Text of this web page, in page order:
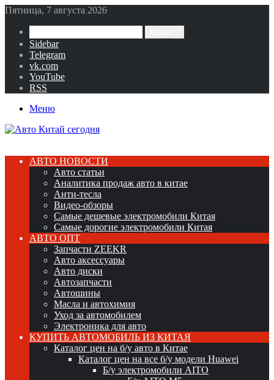
Пятница, 7 августа 2026
Sidebar
Telegram
vk.com
YouTube
RSS
Меню
АВТО НОВОСТИ
Авто статьи
Аналитика продаж авто в китае
Анти-тесла
Видео-обзоры
Самые дешевые электромобили Китая
Самые дорогие электромобили Китая
АВТО ОПТ
Запчасти ZEEKR
Авто аксессуары
Авто диски
Автозапчасти
Автошины
Масла и автохимия
Уход за автомобилем
Электроника для авто
КУПИТЬ АВТОМОБИЛЬ ИЗ КИТАЯ
Каталог цен на б/у авто в Китае
Каталог цен на все б/у модели Huawei
Б/у электромобили AITO